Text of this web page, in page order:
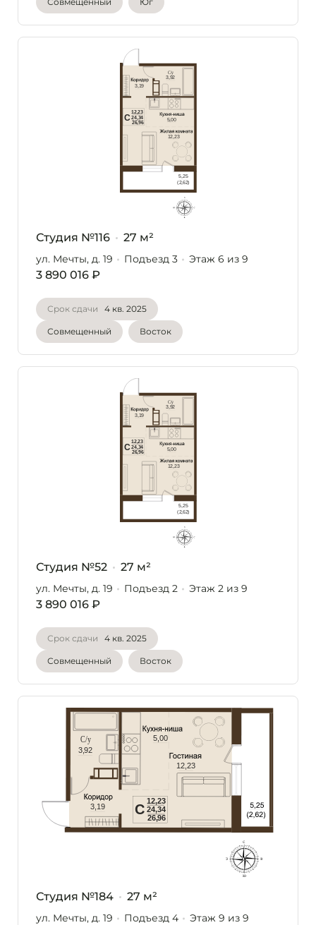
Студия №116 27 м²
ул. Мечты, д. 19 Подъезд 3 Этаж 6 из 9
3 890 016 ₽
Срок сдачи 4 кв. 2025
Совмещенный Восток
Студия №52 27 м²
ул. Мечты, д. 19 Подъезд 2 Этаж 2из 9
3 890 016 ₽
Срок сдачи 4 кв. 2025
Совмещенный Восток
Студия №184 27 м²
ул. Мечты, д. 19 Подъезд 4 Этаж 9 из 9